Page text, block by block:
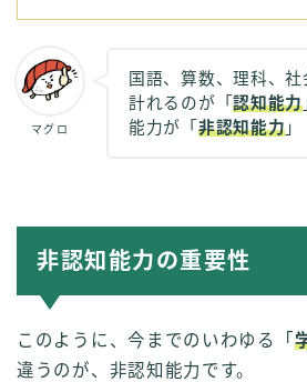
マグロ
国語、算数、理科、
計れるのが「認知能力
能力が「 非認知能力 」
非認知能力の重要性
このように、今までのいわゆる「
違うのが、非認知能力です。